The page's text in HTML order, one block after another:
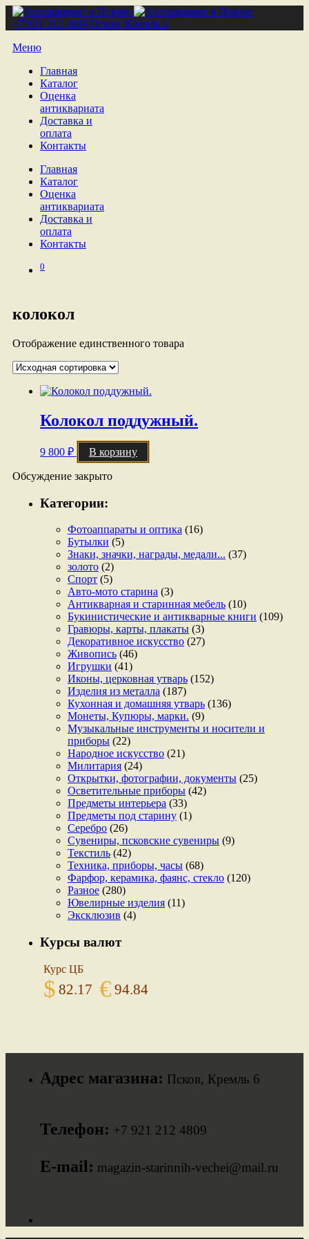
+7 921 212 4809 Псков, Кремль 6
Меню
Главная
Каталог
Оценка
антиквариата
Доставка и
оплата
Контакты
Главная
Каталог
Оценка
антиквариата
Доставка и
оплата
Контакты
0
колокол
Отображение единственного товара
Колокол поддужный.
9 800 ₽ В корзину
Обсуждение закрыто
Категории:
Фотоаппараты и оптика (16)
Бутылки (5)
Знаки, значки, награды, медали... (37)
золото (2)
Спорт (5)
Авто-мото старина (3)
Антикварная и старинная мебель (10)
Букинистические и антикварные книги (109)
Гравюры, карты, плакаты (3)
Декоративное искусство (27)
Живопись (46)
Игрушки (41)
Иконы, церковная утварь (152)
Изделия из металла (187)
Кухонная и домашняя утварь (136)
Монеты, Купюры, марки. (9)
Музыкальные инструменты и носители и
приборы (22)
Народное искусство (21)
Милитария (24)
Открытки, фотографии, документы (25)
Осветительные приборы (42)
Предметы интерьера (33)
Предметы под старину (1)
Серебро (26)
Сувениры, псковские сувениры (9)
Текстиль (42)
Техника, приборы, часы (68)
Фарфор, керамика, фаянс, стекло (120)
Разное (280)
Ювелирные изделия (11)
Эксклюзив (4)
Курсы валют
Курс ЦБ
$ 82.17 € 94.84
Адрес магазина: Псков, Кремль 6
Телефон: +7 921 212 4809
E-mail: magazin-starinnih-vechei@mail.ru